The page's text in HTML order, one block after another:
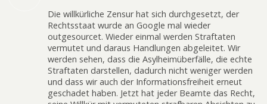
Die willkürliche Zensur hat sich durchgesetzt, der
Rechtsstaat wurde an Google mal wieder
outgesourcet. Wieder einmal werden Straftaten
vermutet und daraus Handlungen abgeleitet. Wir
werden sehen, dass die Asylheimüberfälle, die echte
Straftaten darstellen, dadurch nicht weniger werden
und dass wir auch der Informationsfreiheit erneut
geschadet haben. Jetzt hat jeder Beamte das Recht,